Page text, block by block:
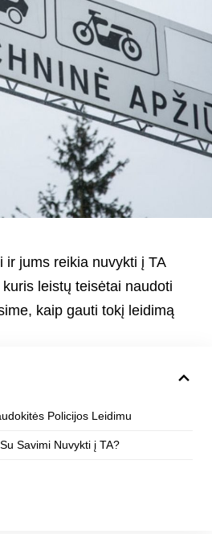
jums reikia nuvykti į TA
leistų teisėtai naudoti
kaip gauti tokį leidimą
Policijos Leidimu
Savimi Nuvykti į TA?